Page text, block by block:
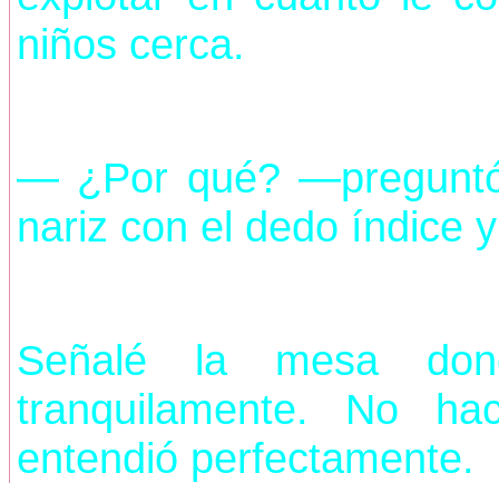
niños cerca.
— ¿Por qué?
nariz con el dedo índice
Señalé la mesa
tranquilamente. No
entendió perfectamente.